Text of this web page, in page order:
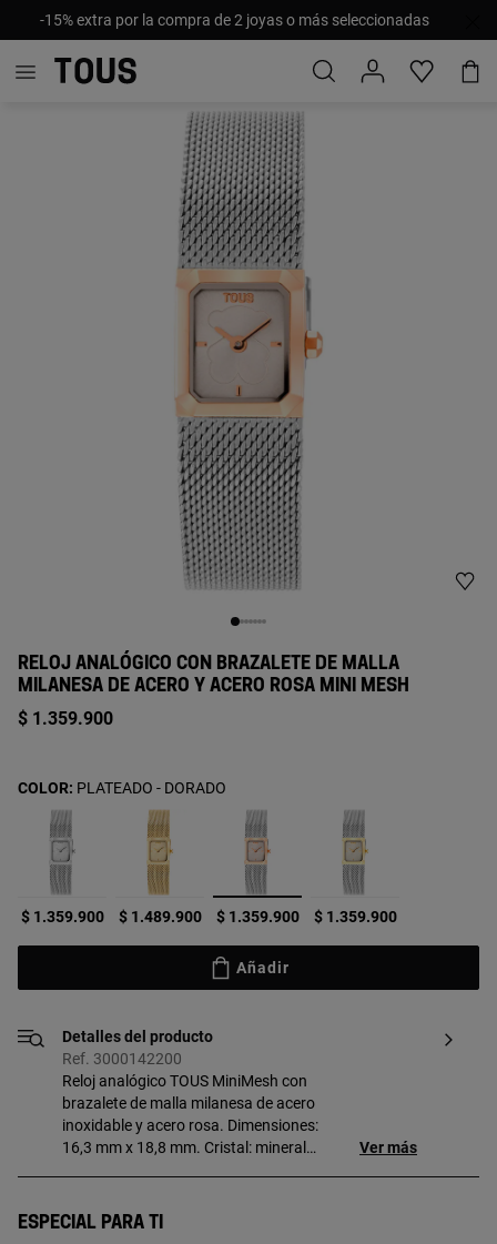
-15% extra por la compra de 2 joyas o más seleccionadas
RELOJ ANALÓGICO CON BRAZALETE DE MALLA
MILANESA DE ACERO Y ACERO ROSA MINI MESH
$ 1.359.900
$ 1.359.900 $ 1.489.900 seleccionado
$ 1.359.900 $ 1.359.900
COLOR: PLATEADO - DORADO
Añadir
Detalles del producto
Ref. 3000142200
Reloj analógico TOUS MiniMesh con
brazalete de malla milanesa de acero
inoxidable y acero rosa. Dimensiones:
16,3 mm x 18,8 mm. Cristal: mineral
Brazalete: 16mm x 16mm x 70mm /
Ver más
Especial para ti